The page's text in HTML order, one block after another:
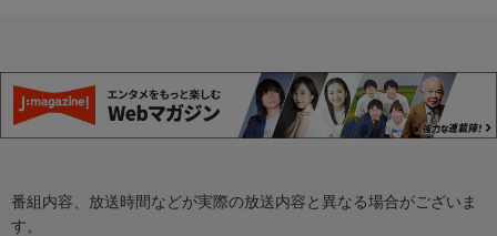
番組内容、放送時間などが実際の放送内容と異なる場合がございま
す。